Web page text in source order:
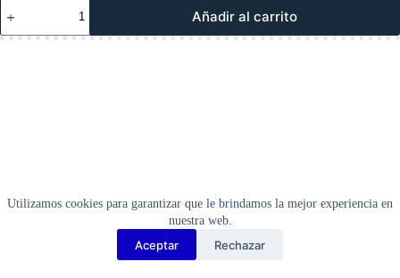
Utilizamos cookies para garantizar que le brindamos la mejor experiencia en
nuestra web.
Aceptar Rechazar
Lima
«TRUPER»
plana
Añadir al carrito
Copyright Barbosa Tools©